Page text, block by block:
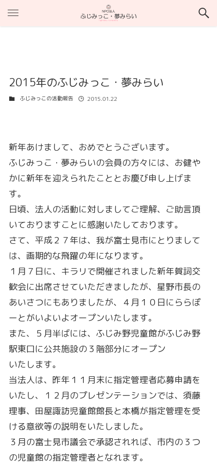
2015年のふじみっこ・夢みらい
ふじみっこの活動報告 2015.01.22
新年あけまして、おめでとうございます。
ふじみっこ・夢みらいの会員の方々には、お健や
かに新年を迎えられたこととお慶び申し上げま
す。
日頃、法人の活動に対しましてご理解、ご助言頂
いておりますことに感謝いたしております。
さて、平成２７年は、我が富士見市にとりまして
は、画期的な飛躍の年になります。
１月７日に、キラリで開催されました新年賀詞交
歓会に出席させていただきましたが、星野市長の
あいさつにもありましたが、４月１０日にららぽ
ーとがいよいよオープンいたします。
また、５月半ばには、ふじみ野児童館がふじみ野
駅東口に公共施設の３階部分にオープン
いたします。
当法人は、昨年１１月末に指定管理者応募申請を
いたし、１２月のプレゼンテーションでは、須藤
理事、田屋諏訪児童館館長と本橋が指定管理を受
ける意欲等の説明をいたしました。
３月の富士見市議会で承認されれば、市内の３つ
の児童館の指定管理者となれます。